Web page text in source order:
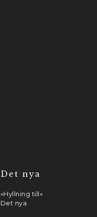
Det nya
»Hyllning till«
Det nya